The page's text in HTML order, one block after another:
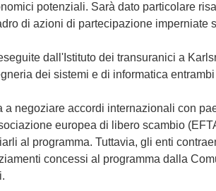
potenziali. Sarà dato particolare
di azioni di partecipazione imperniate
dall'Istituto dei transuranici a
dei sistemi e di informatica entrambi
a negoziare accordi internazionali con
europea di libero scambio
al programma. Tuttavia, gli enti
concessi al programma dalla